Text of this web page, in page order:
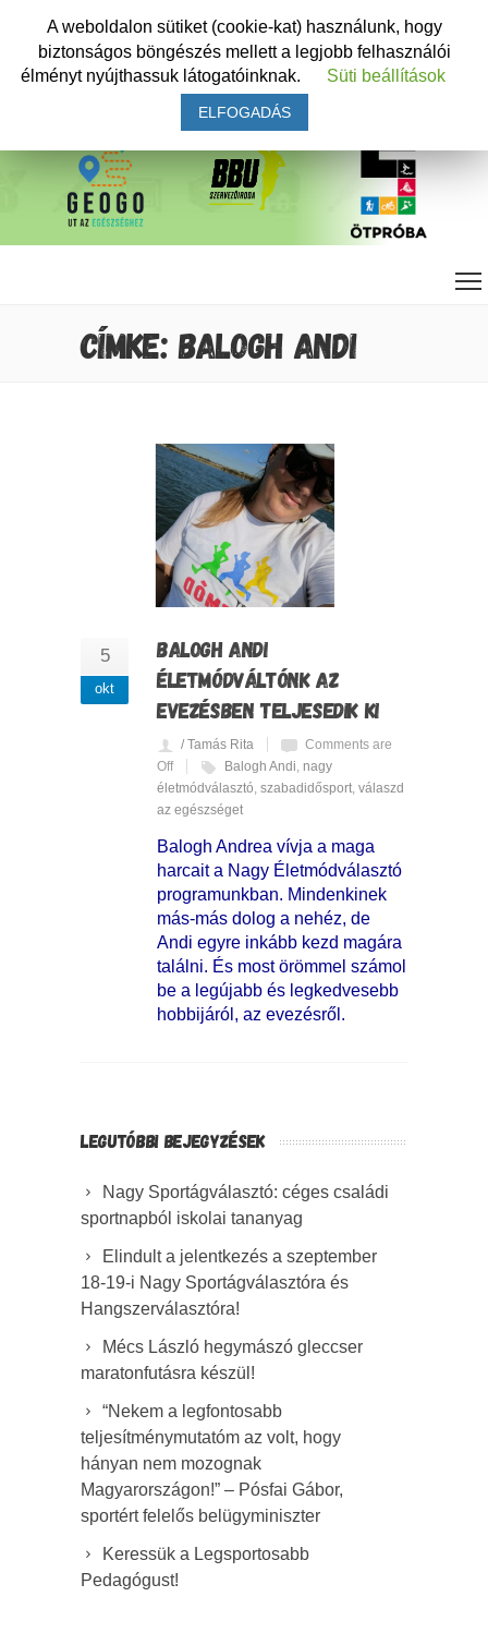
CÍMKE: BALOGH ANDI
5
okt
BALOGH ANDI
ÉLETMÓDVÁLTÓNK AZ
EVEZÉSBEN TELJESEDIK KI
/ Tamás Rita
Comments are
Off
Balogh Andi, nagy
életmódválasztó, szabadidősport, válaszd
az egészséget
Balogh Andrea vívja a maga
harcait a Nagy Életmódválasztó
programunkban. Mindenkinek
más-más dolog a nehéz, de
Andi egyre inkább kezd magára
találni. És most örömmel számol
be a legújabb és legkedvesebb
hobbijáról, az evezésről.
LEGUTÓBBI BEJEGYZÉSEK
Nagy Sportágválasztó: céges családi
sportnapból iskolai tananyag
Elindult a jelentkezés a szeptember
18-19-i Nagy Sportágválasztóra és
Hangszerválasztóra!
Mécs László hegymászó gleccser
maratonfutásra készül!
“Nekem a legfontosabb
teljesítménymutatóm az volt, hogy
hányan nem mozognak
Magyarországon!” – Pósfai Gábor,
sportért felelős belügyminiszter
Keressük a Legsportosabb
Pedagógust!
A weboldalon sütiket (cookie-kat) használunk, hogy
biztonságos böngészés mellett a legjobb felhasználói
élményt nyújthassuk látogatóinknak.
Süti beállítások
ELFOGADÁS